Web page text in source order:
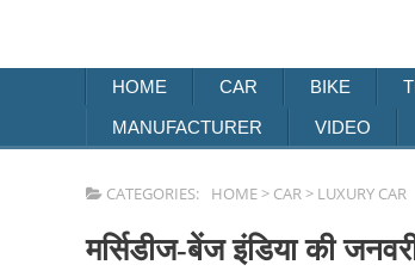
HOME CAR BIKE
MANUFACTURER
VIDEO
CATEGORIES: HOME> CAR> LUXURY CAR
मर्सिडीज-बेंज इंडिया की